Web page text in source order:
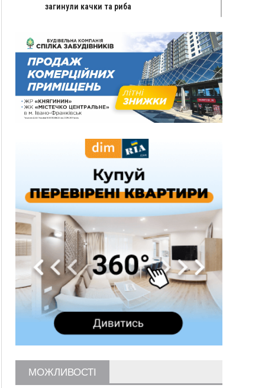
загинули качки та риба
600 тисяч за переправлення чоловіків до
Румунії
10:49
На Прикарпатті через негоду сталися аварійні
вимкнення світла
10:43
За змову на тендері для Долинської лікарні
двох підприємців оштрафували на 272 тисячі
гривень
Яремчанський суд виніс вирок чоловіку, який
за 8,5 тисяч
давньоруську вагову гирку XII–XIII століть
09:39
У Франківську медики провели серію
складних операцій на аорті
Вчора
22:22 ФОТО У Богородчанах на "зебрі" водій Audi
наїхав на хлопчика з велосипедом
Загальна площа всіх книгарень України - трохи
більше ніж 6 футбольних полів
20:47
На "зебрі" у Франківську два мотоциклісти
збили жінку
Прикарпаття серед лідерів за будівництвом
новобудов і рекордсмен за зростанням цін на
16:20
У Франківську дружина загиблого воїна
створила організацію «КОД 7'Я», аби
МОЖЛИВОСТІ